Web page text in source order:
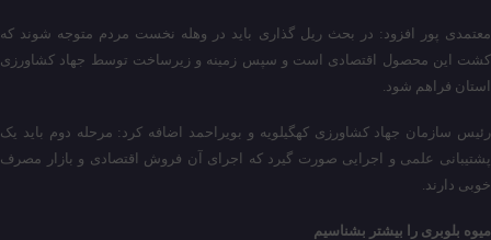
معتمدی پور افزود: در بحث ریل گذاری باید در وهله نخست مردم متوجه شوند که
کشت این محصول اقتصادی است و سپس زمینه و زیرساخت توسط جهاد کشاورزی
استان فراهم شود.
رئیس سازمان جهاد کشاورزی کهگیلویه و بویراحمد اضافه کرد: مرحله دوم باید یک
پشتیبانی علمی و اجرایی صورت گیرد که اجرای آن فروش اقتصادی و بازار مصرف
خوبی دارند.
میوه بلوبری را بیشتر بشناسیم